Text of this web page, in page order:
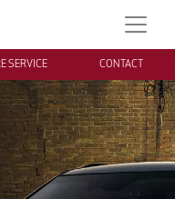
SERVICE CONTACT